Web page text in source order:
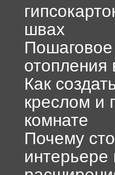
швах
отопления
Как
креслом и
комнате
Почему
интерьере